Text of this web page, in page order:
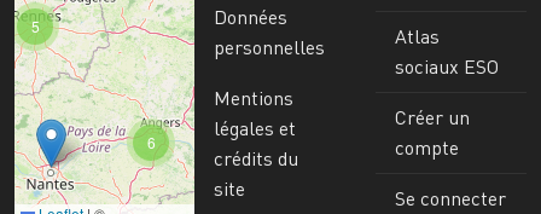
6
5
Données
personnelles
Mentions
légales et
crédits du
site
Atlas
sociaux ESO
Créer un
compte
Se connecter